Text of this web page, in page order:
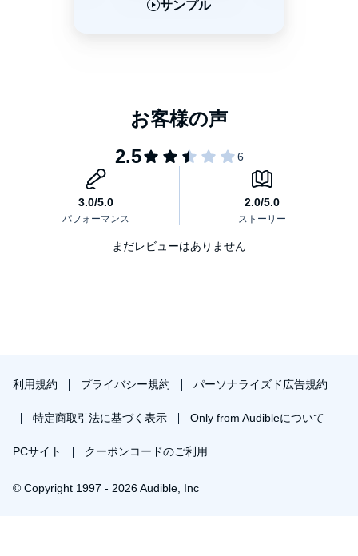
サンプル
まだレビューはありません
利用規約 プライバシー規約 パーソナライズド広告規約
特定商取引法に基づく表示 Only from Audibleについて
PCサイト クーポンコードのご利用
© Copyright 1997 - 2026 Audible, Inc